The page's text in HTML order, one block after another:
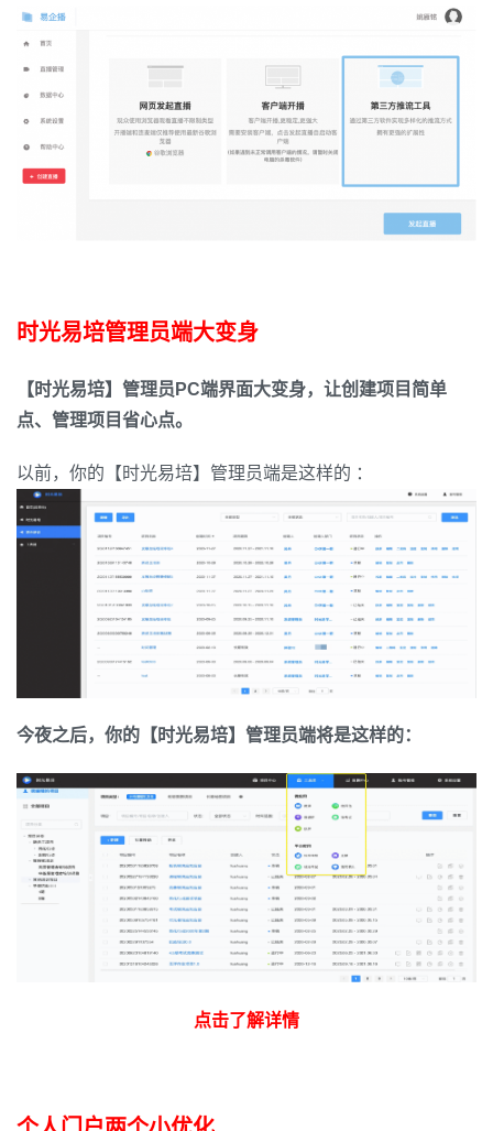
时光易培管理员端大变身
【时光易培】管理员PC端界面大变身，让创建项目简单
点、管理项目省心点。
以前，你的【时光易培】管理员端是这样的 ：
今夜之后，你的【时光易培】管理员端将是这样的：
点击了解详情